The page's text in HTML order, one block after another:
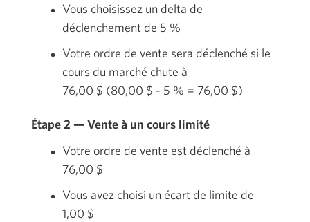
Vous choisissez un delta de
déclenchement de 5 %
Votre ordre de vente sera déclenché si le
cours du marché chute à
76,00 $ (80,00 $ - 5 % = 76,00 $)
Étape 2 — Vente à un cours limité
Votre ordre de vente est déclenché à
76,00 $
Vous avez choisi un écart de limite de
1,00 $